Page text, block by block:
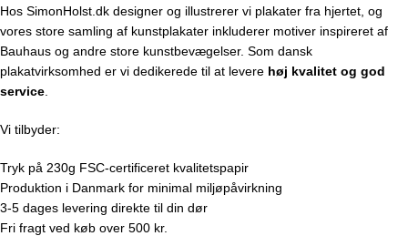
Hos SimonHolst.dk designer og illustrerer vi plakater fra hjertet, og
vores store samling af kunstplakater inkluderer motiver inspireret af
Bauhaus og andre store kunstbevægelser. Som dansk
plakatvirksomhed er vi dedikerede til at levere høj kvalitet og god
service
Vi tilbyder:
Tryk på 230g FSC-certificeret kvalitetspapir
Produktion i Danmark for minimal miljøpåvirkning
3-5 dages levering direkte til din dør
Fri fragt ved køb over 500 kr.